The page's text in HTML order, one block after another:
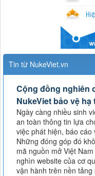
Tin từ NukeViet.vn
Cộng đồng nghiên
NukeViet bảo vệ
Ngày càng nhiều sinh
an toàn thông tin lựa
việc phát hiện, báo
Những đóng góp đó
mã nguồn mở Việt
nghìn website của cơ
vận hành trên nền tảng